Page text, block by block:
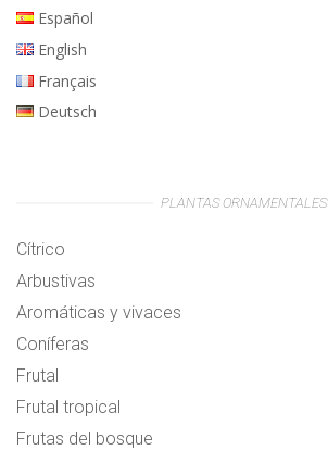
Español
English
Français
Deutsch
PLANTAS ORNAMENTALES
Cítrico
Arbustivas
Aromáticas y vivaces
Coníferas
Frutal
Frutal tropical
Frutas del bosque